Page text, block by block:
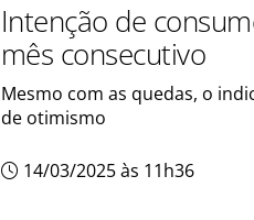
Intenção de
mês consecutivo
Mesmo com as quedas, o
de otimismo
14/03/2025 às 11h36